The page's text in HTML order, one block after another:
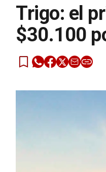
Trigo: el
$30.100